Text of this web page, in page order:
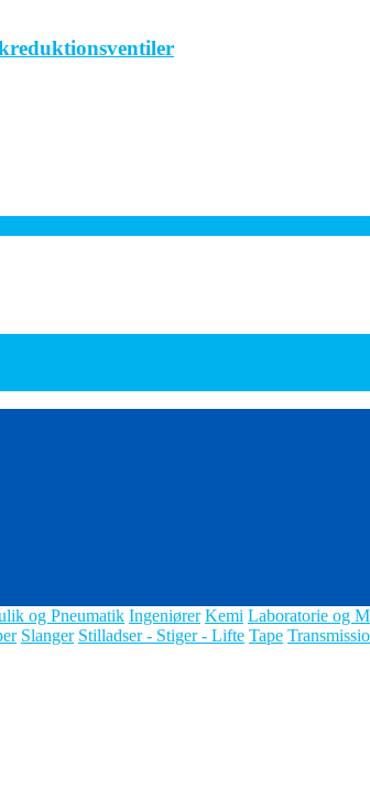
og Pneumatik Ingeniører Kemi Laboratorie og
Slanger Stilladser - Stiger - Lifte Tape